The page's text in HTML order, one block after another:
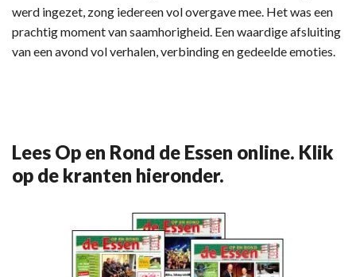
werd ingezet, zong iedereen vol overgave mee. Het was een
prachtig moment van saamhorigheid. Een waardige afsluiting
van een avond vol verhalen, verbinding en gedeelde emoties.
Lees Op en Rond de Essen online. Klik
op de kranten hieronder.